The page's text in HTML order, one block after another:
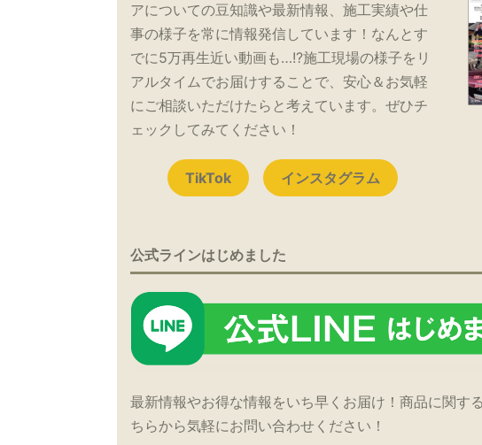
アについての豆知識や最新情報、施工実績や仕
事の様子を常に情報発信しています！なんとす
でに5万再生近い動画も…!?施工現場の様子をリ
アルタイムでお届けすることで、安心＆お気軽
にご相談いただけたらと考えています。ぜひチ
ェックしてみてください！
TikTok インスタグラム
公式ラインはじめました
最新情報やお得な情報をいち早くお届け！商品に関す
ちらから気軽にお問い合わせください！